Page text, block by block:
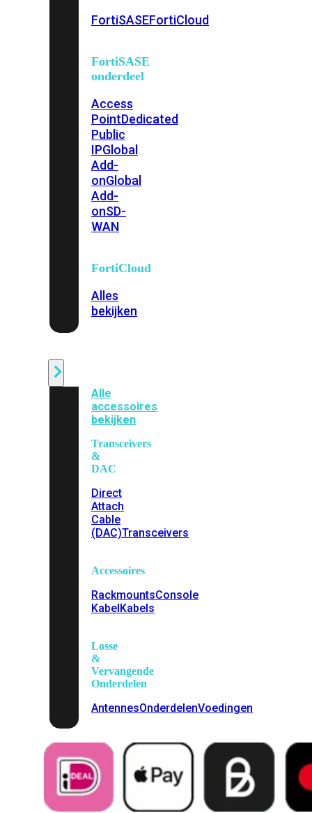
FortiSASEFortiCloud
FortiSASE
onderdeel
Access
PointDedicated
Public
IPGlobal
Add-
onGlobal
Add-
onSD-
WAN
FortiCloud
Alles
bekijken
Alle
accessoires
bekijken
Transceivers
&
DAC
Direct
Attach
Cable
(DAC)Transceivers
Accessoires
RackmountsConsole
KabelKabels
Losse
&
Vervangende
Onderdelen
AntennesOnderdelenVoedingen